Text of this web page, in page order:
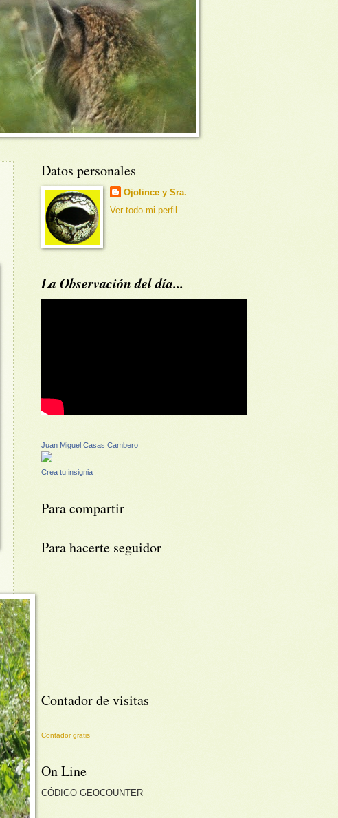
Datos personales
Ojolince y Sra.
Ver todo mi perfil
La Observación del día...
Juan Miguel Casas Cambero
Crea tu insignia
Para compartir
Para hacerte seguidor
Contador de visitas
Contador gratis
On Line
CÓDIGO GEOCOUNTER